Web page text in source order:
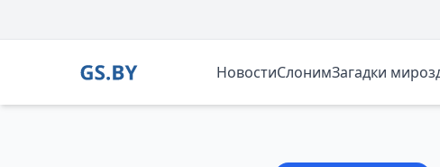
НовостиСлонимЗагадки